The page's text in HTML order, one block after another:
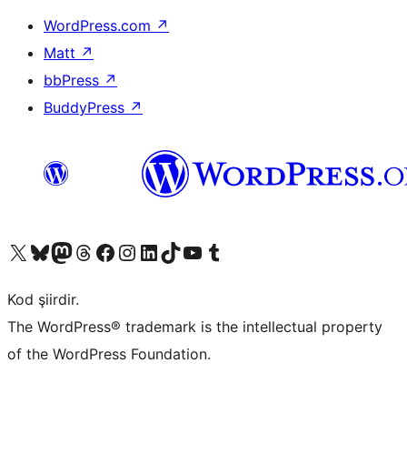
WordPress.com ↗
Matt ↗
bbPress ↗
BuddyPress ↗
X (eski Twitter) hesabımıza bakın
Bluesky hesabımızı ziyaret edinMastodon hesabımızı ziyaret edinThreads hesabımızı ziyaret edinFacebook sayfamızı ziyaret edinInstagram hesabımızı ziyaret edinLinkedIn hesabımızı ziyaret edinTikTok hesabımızı ziyaret edinYouTube kanalımızı ziyaret edinTumblr hesabımızı ziyaret edin
Kod şiirdir.
The WordPress® trademark is the intellectual property
of the WordPress Foundation.